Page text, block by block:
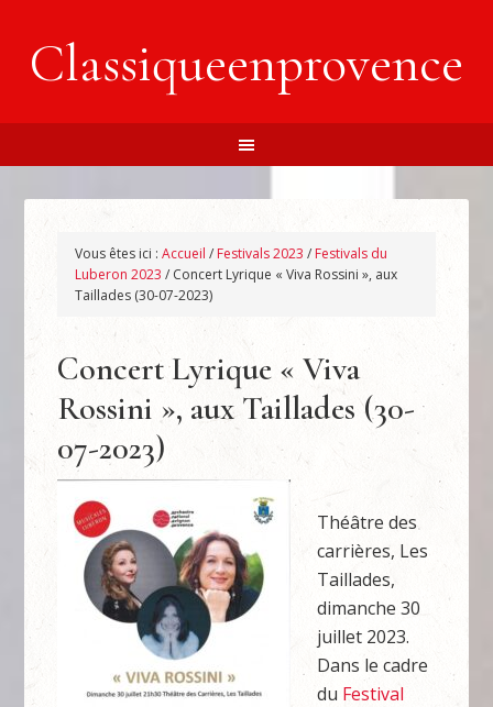
Classiqueenprovence
Vous êtes ici :Accueil / Festivals 2023 / Festivals du
Luberon 2023 / Concert Lyrique « Viva Rossini », aux
Taillades (30-07-2023)
Concert Lyrique « Viva
Rossini », aux Taillades (30-
07-2023)
Théâtre des
carrières, Les
Taillades,
dimanche 30
juillet 2023.
Dans le cadre
du Festival